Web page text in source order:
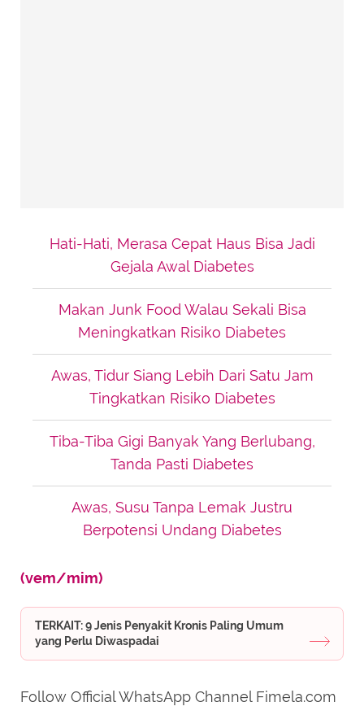
Hati-Hati, Merasa Cepat Haus Bisa Jadi
Gejala Awal Diabetes
Makan Junk Food Walau Sekali Bisa
Meningkatkan Risiko Diabetes
Awas, Tidur Siang Lebih Dari Satu Jam
Tingkatkan Risiko Diabetes
Tiba-Tiba Gigi Banyak Yang Berlubang,
Tanda Pasti Diabetes
Awas, Susu Tanpa Lemak Justru
Berpotensi Undang Diabetes
(vem/mim)
TERKAIT: 9 Jenis Penyakit Kronis Paling Umum
yang Perlu Diwaspadai
Follow Official WhatsApp Channel Fimela.com